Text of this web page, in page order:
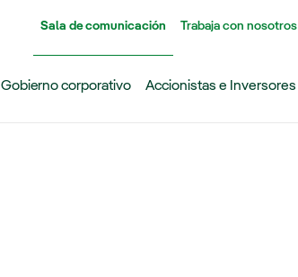
Sala de comunicación Trabaja con nosotros
Gobierno corporativo Accionistas e Inversores